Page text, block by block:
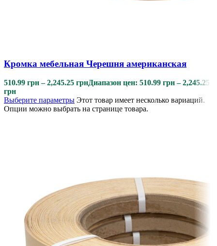
Кромка мебельная Черешня американская
510.99 грн – 2,245.25 грнДиапазон цен: 510.99 грн – 2,245.25
грн
Выберите параметры Этот товар имеет несколько вариаций.
Опции можно выбрать на странице товара.